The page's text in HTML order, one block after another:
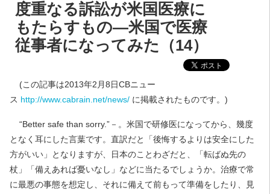
度重なる訴訟が米国医療に
もたらすもの―米国で医療
従事者になってみた（14）
(この記事は2013年2月8日CBニュー
ス http://www.cabrain.net/news/ に掲載されたものです。)
“Better safe than sorry.”－。米国で研修医になってから、幾度
となく耳にした言葉です。直訳だと「後悔するよりは安全にした
方がいい」となりますが、日本のことわざだと、「転ばぬ先の
杖」「備えあれば憂いなし」などに当たるでしょうか。治療で常
に最悪の事態を想定し、それに備えて前もって準備をしたり、見